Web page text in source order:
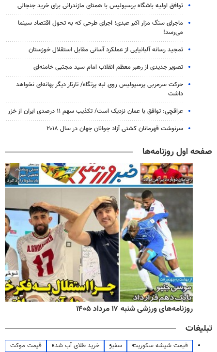
توافق اولیه باشگاه پرسپولیس با همتای مازندرانی برای خرید جنجالی
ماجرای سنگ مزار اکبر عبدی؛ اجرای طرحی که به تحول اقتصاد سینما
می‌رسد!
تمجید رسانه آلبانیایی از عملکرد آسانی مقابل استقلال خوزستان
تصویر جدیدی از رهبر معظم انقلاب امام سید مجتبی خامنه‌ای
حرکت سرمربی پرسپولیس روی لبه پرتگاه/ تارتار دیگر بهانه‌ای نخواهد
داشت
عراقچی: توافق با عمان نزدیک است/ تکذیب سهم ۱۱ درصدی ایران از خزر
سرنوشت قهرمانان کشتی آزاد جوانان جهان در سال ۲۰۱۸
صفحه اول روزنامه‌ها
روزنامه‌های ورزشی شنبه ۱۷ مرداد ۱۴۰۵
تبلیغات
قیمت شیشه سکوریت سفیر خرید طلای آب شده
قیمت موکت